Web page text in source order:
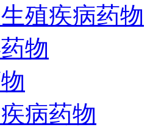
殖疾病药物
物
病药物